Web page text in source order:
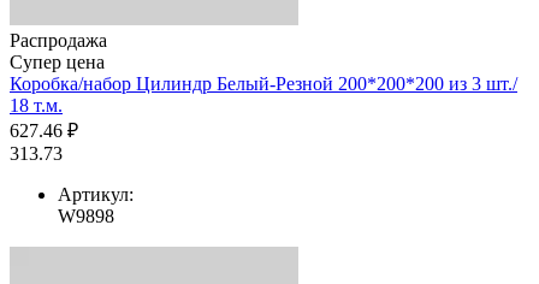
Распродажа
Супер цена
Коробка/набор Цилиндр Белый-Резной 200*200*200 из 3 шт./
18 т.м.
627.46 ₽
313.73
Артикул:
W9898